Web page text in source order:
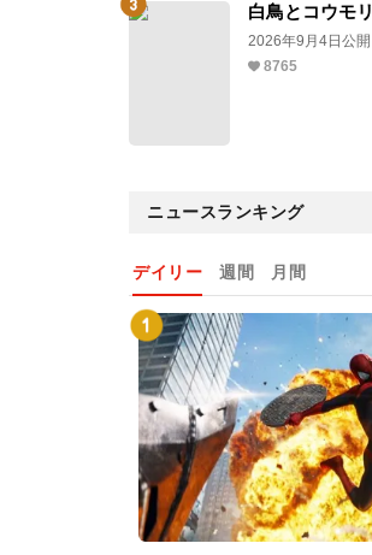
白鳥とコウモリ
2026年9月4日公開
8765
ニュースランキング
デイリー 週間 月間